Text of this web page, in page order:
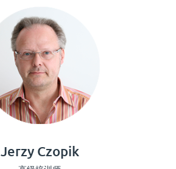
Jerzy Czopik